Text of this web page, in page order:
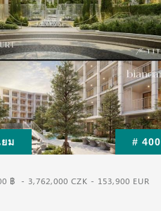
ม # 400
฿ - 3,762,000 CZK - 153,900 EUR